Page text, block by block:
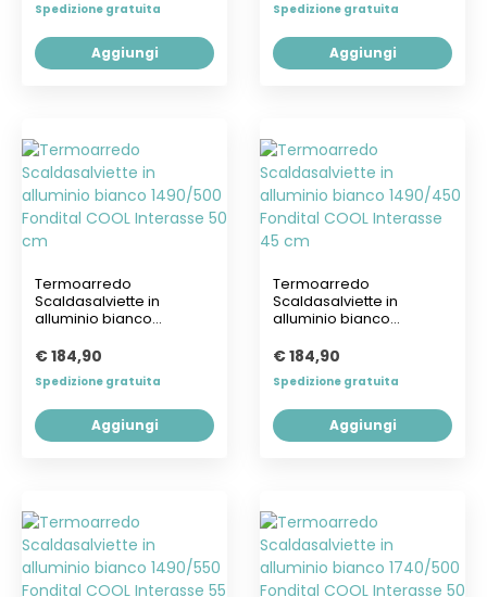
Spedizione gratuita
Aggiungi
Spedizione gratuita
Aggiungi
Termoarredo
Scaldasalviette in
alluminio bianco
€ 184,90
Spedizione gratuita
Aggiungi
Termoarredo
Scaldasalviette in
alluminio bianco
€ 184,90
Spedizione gratuita
Aggiungi